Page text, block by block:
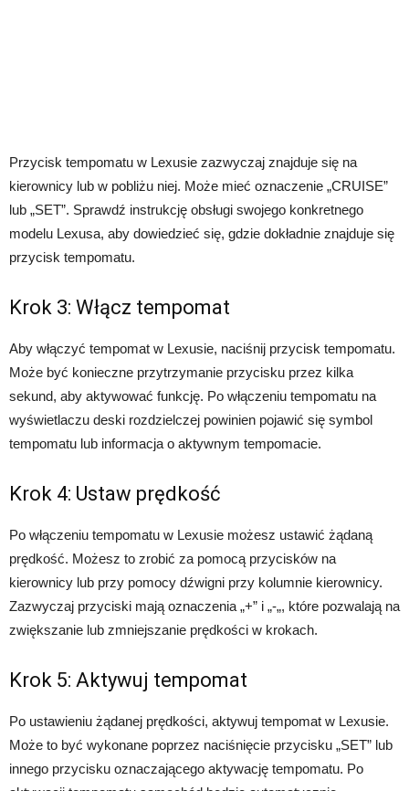
Przycisk tempomatu w Lexusie zazwyczaj znajduje się na
kierownicy lub w pobliżu niej. Może mieć oznaczenie „CRUISE”
lub „SET”. Sprawdź instrukcję obsługi swojego konkretnego
modelu Lexusa, aby dowiedzieć się, gdzie dokładnie znajduje się
przycisk tempomatu.
Krok 3: Włącz tempomat
Aby włączyć tempomat w Lexusie, naciśnij przycisk tempomatu.
Może być konieczne przytrzymanie przycisku przez kilka
sekund, aby aktywować funkcję. Po włączeniu tempomatu na
wyświetlaczu deski rozdzielczej powinien pojawić się symbol
tempomatu lub informacja o aktywnym tempomacie.
Krok 4: Ustaw prędkość
Po włączeniu tempomatu w Lexusie możesz ustawić żądaną
prędkość. Możesz to zrobić za pomocą przycisków na
kierownicy lub przy pomocy dźwigni przy kolumnie kierownicy.
Zazwyczaj przyciski mają oznaczenia „+” i „-„, które pozwalają na
zwiększanie lub zmniejszanie prędkości w krokach.
Krok 5: Aktywuj tempomat
Po ustawieniu żądanej prędkości, aktywuj tempomat w Lexusie.
Może to być wykonane poprzez naciśnięcie przycisku „SET” lub
innego przycisku oznaczającego aktywację tempomatu. Po